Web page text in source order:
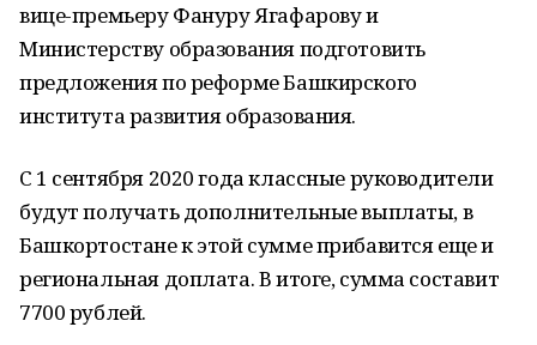
вице-премьеру Фануру Ягафарову и
Министерству образования подготовить
предложения по реформе Башкирского
института развития образования.
С 1 сентября 2020 года классные руководители
будут получать дополнительные выплаты, в
Башкортостане к этой сумме прибавится еще и
региональная доплата. В итоге, сумма составит
7700 рублей.